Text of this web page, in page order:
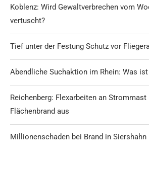
Koblenz: Wird Gewaltverbrechen vom
vertuscht?
Tief unter der Festung Schutz vor
Abendliche Suchaktion im Rhein: Was
Reichenberg: Flexarbeiten an
Flächenbrand aus
Millionenschaden bei Brand in Siershahn